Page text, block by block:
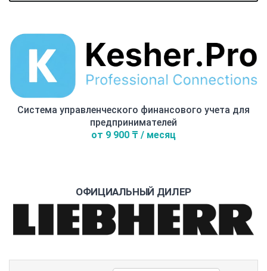
Система управленческого финансового учета для
предпринимателей
от 9 900 ₸ / месяц
ОФИЦИАЛЬНЫЙ ДИЛЕР